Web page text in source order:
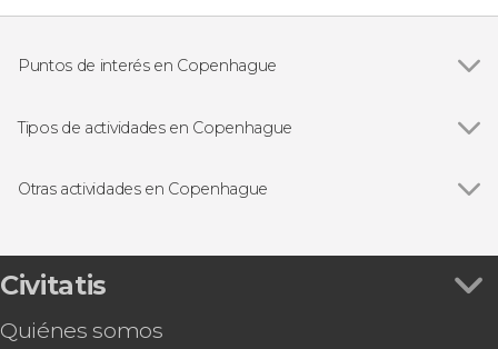
Puntos de interés en Copenhague
Christiania
Jardines de Tivoli
Tipos de actividades en Copenhague
Free tours en Copenhague
Autobús turístico
Otras actividades en Copenhague
Excursión a Malmö
Tour en bicicleta por Copenhague
Tour en bicicleta por el parque Dyrehaven
Civitatis
Quiénes somos